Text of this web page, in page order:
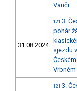
Vanči
31.08.2024
121 3.
pohár
sjezdu v
Českém
Vrbném
121 3.